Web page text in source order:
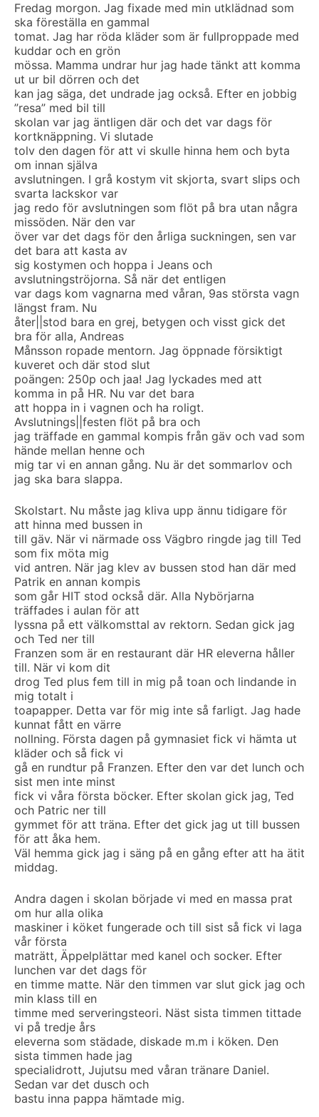
Fredag morgon. Jag fixade med min utklädnad som
ska föreställa en gammal
tomat. Jag har röda kläder som är fullproppade med
kuddar och en grön
mössa. Mamma undrar hur jag hade tänkt att komma
ut ur bil dörren och det
kan jag säga, det undrade jag också. Efter en jobbig
”resa” med bil till
skolan var jag äntligen där och det var dags för
kortknäppning. Vi slutade
tolv den dagen för att vi skulle hinna hem och byta
om innan själva
avslutningen. I grå kostym vit skjorta, svart slips och
svarta lackskor var
jag redo för avslutningen som flöt på bra utan några
missöden. När den var
över var det dags för den årliga suckningen, sen var
det bara att kasta av
sig kostymen och hoppa i Jeans och
avslutningströjorna. Så när det entligen
var dags kom vagnarna med våran, 9as största vagn
längst fram. Nu
åter||stod bara en grej, betygen och visst gick det
bra för alla, Andreas
Månsson ropade mentorn. Jag öppnade försiktigt
kuveret och där stod slut
poängen: 250p och jaa! Jag lyckades med att
komma in på HR. Nu var det bara
att hoppa in i vagnen och ha roligt.
Avslutnings||festen flöt på bra och
jag träffade en gammal kompis från gäv och vad som
hände mellan henne och
mig tar vi en annan gång. Nu är det sommarlov och
jag ska bara slappa.
Skolstart. Nu måste jag kliva upp ännu tidigare för
att hinna med bussen in
till gäv. När vi närmade oss Vägbro ringde jag till Ted
som fix möta mig
vid antren. När jag klev av bussen stod han där med
Patrik en annan kompis
som går HIT stod också där. Alla Nybörjarna
träffades i aulan för att
lyssna på ett välkomsttal av rektorn. Sedan gick jag
och Ted ner till
Franzen som är en restaurant där HR eleverna håller
till. När vi kom dit
drog Ted plus fem till in mig på toan och lindande in
mig totalt i
toapapper. Detta var för mig inte så farligt. Jag hade
kunnat fått en värre
nollning. Första dagen på gymnasiet fick vi hämta ut
kläder och så fick vi
gå en rundtur på Franzen. Efter den var det lunch och
sist men inte minst
fick vi våra första böcker. Efter skolan gick jag, Ted
och Patric ner till
gymmet för att träna. Efter det gick jag ut till bussen
för att åka hem.
Väl hemma gick jag i säng på en gång efter att ha ätit
middag.
Andra dagen i skolan började vi med en massa prat
om hur alla olika
maskiner i köket fungerade och till sist så fick vi laga
vår första
maträtt, Äppelplättar med kanel och socker. Efter
lunchen var det dags för
en timme matte. När den timmen var slut gick jag och
min klass till en
timme med serveringsteori. Näst sista timmen tittade
vi på tredje års
eleverna som städade, diskade m.m i köken. Den
sista timmen hade jag
specialidrott, Jujutsu med våran tränare Daniel.
Sedan var det dusch och
bastu inna pappa hämtade mig.